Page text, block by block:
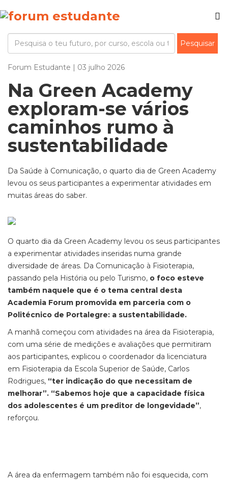
Forum Estudante | 03 julho 2026
Na Green Academy
exploram-se vários
caminhos rumo à
sustentabilidade
Da Saúde à Comunicação, o quarto dia de Green Academy
levou os seus participantes a experimentar atividades em
muitas áreas do saber.
O quarto dia da Green Academy levou os seus participantes
a experimentar atividades inseridas numa grande
diversidade de áreas. Da Comunicação à Fisioterapia,
passando pela História ou pelo Turismo, o foco esteve
também naquele que é o tema central desta
Academia Forum promovida em parceria com o
Politécnico de Portalegre: a sustentabilidade.
A manhã começou com atividades na área da Fisioterapia,
com uma série de medições e avaliações que permitiram
aos participantes, explicou o coordenador da licenciatura
em Fisioterapia da Escola Superior de Saúde, Carlos
Rodrigues, “ter indicação do que necessitam de
melhorar”. “Sabemos hoje que a capacidade física
dos adolescentes é um preditor de longevidade”,
reforçou.
A área da enfermagem também não foi esquecida, com